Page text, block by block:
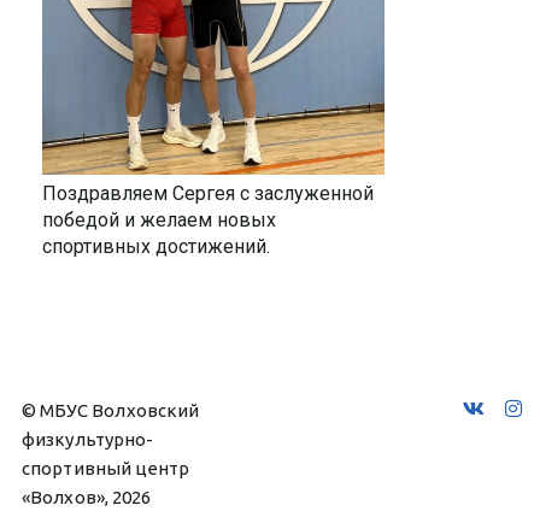
Поздравляем Сергея с заслуженной
победой и желаем новых
спортивных достижений.
© МБУС Волховский
физкультурно-
спортивный центр
«Волхов», 2026